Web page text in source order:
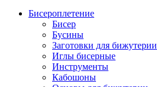
Бисероплетение
Бисер
Бусины
Заготовки для бижутерии
Иглы бисерные
Инструменты
Кабошоны